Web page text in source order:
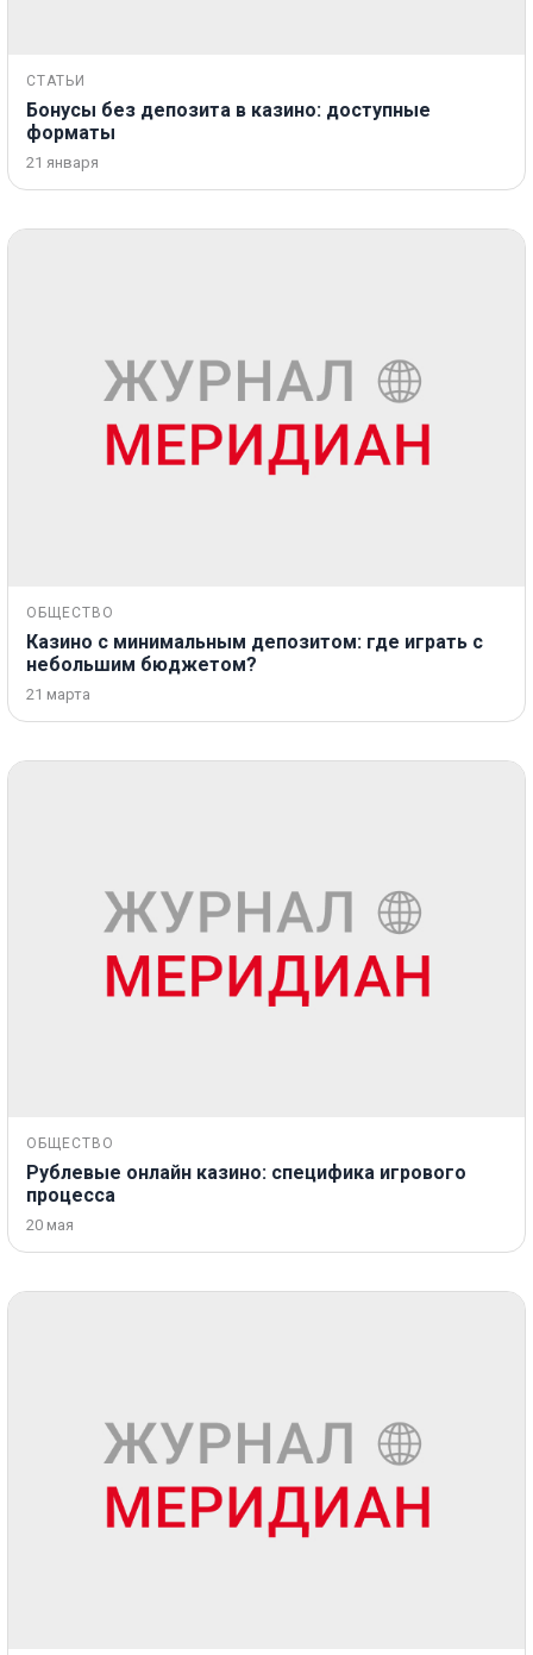
СТАТЬИ
Бонусы без депозита в казино: доступные
форматы
21 января
ОБЩЕСТВО
Казино с минимальным депозитом: где играть с
небольшим бюджетом?
21 марта
ОБЩЕСТВО
Рублевые онлайн казино: специфика игрового
процесса
20 мая